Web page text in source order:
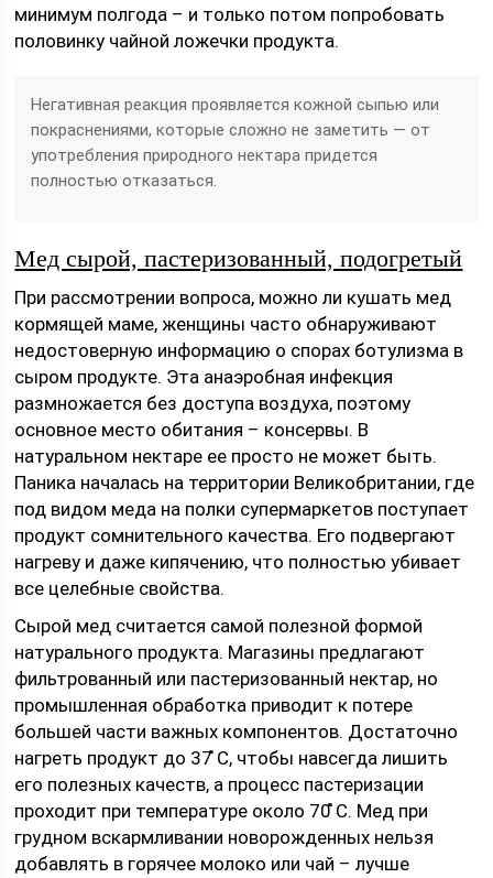
минимум полгода – и только потом попробовать
половинку чайной ложечки продукта.
Негативная реакция проявляется кожной сыпью или
покраснениями, которые сложно не заметить — от
употребления природного нектара придется
полностью отказаться.
Мед сырой, пастеризованный, подогретый
При рассмотрении вопроса, можно ли кушать мед
кормящей маме, женщины часто обнаруживают
недостоверную информацию о спорах ботулизма в
сыром продукте. Эта анаэробная инфекция
размножается без доступа воздуха, поэтому
основное место обитания – консервы. В
натуральном нектаре ее просто не может быть.
Паника началась на территории Великобритании, где
под видом меда на полки супермаркетов поступает
продукт сомнительного качества. Его подвергают
нагреву и даже кипячению, что полностью убивает
все целебные свойства.
Сырой мед считается самой полезной формой
натурального продукта. Магазины предлагают
фильтрованный или пастеризованный нектар, но
промышленная обработка приводит к потере
большей части важных компонентов. Достаточно
нагреть продукт до 37 ̊С, чтобы навсегда лишить
его полезных качеств, а процесс пастеризации
проходит при температуре около 70 ̊С. Мед при
грудном вскармливании новорожденных нельзя
добавлять в горячее молоко или чай – лучше